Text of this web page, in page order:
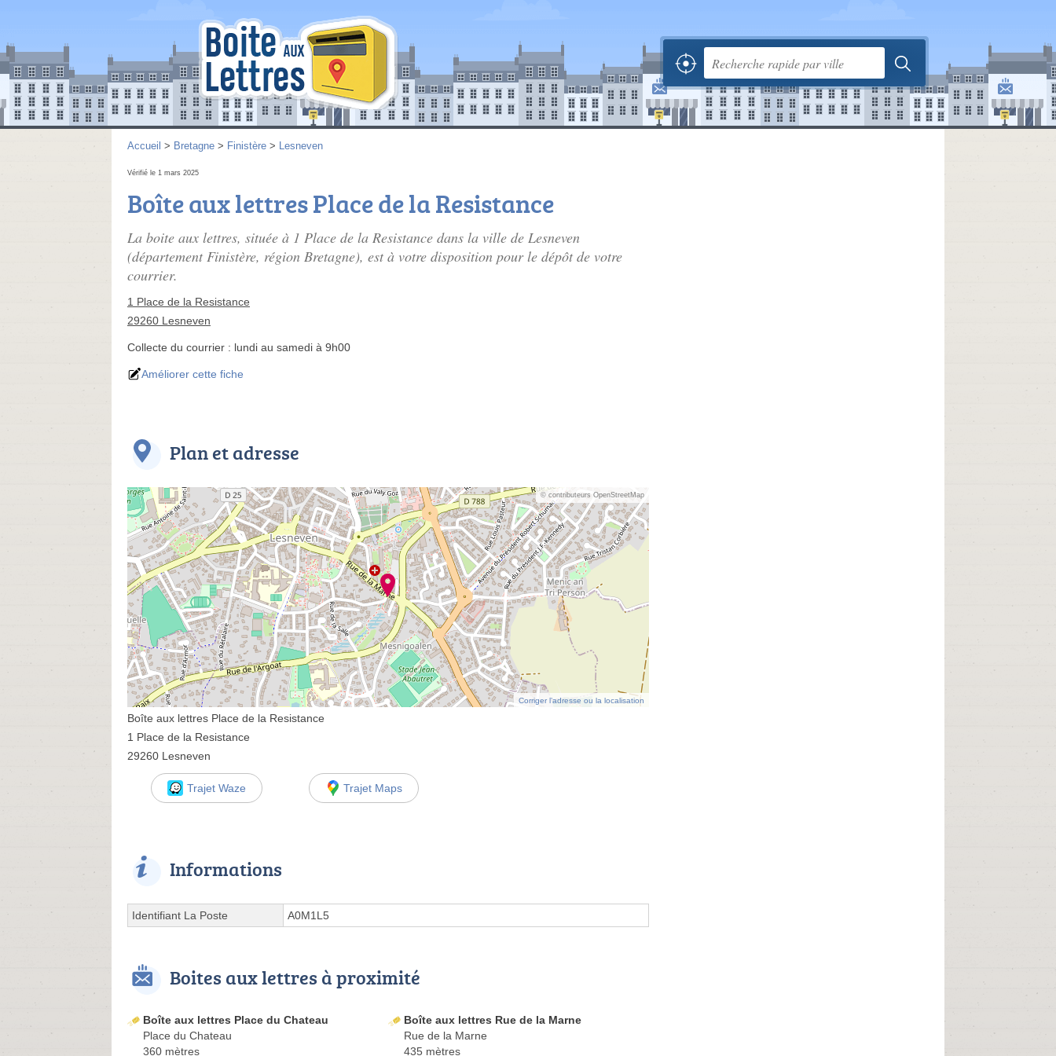
Accueil > Bretagne > Finistère > Lesneven
Vérifié le 1 mars 2025
Boîte aux lettres Place de la Resistance
La boite aux lettres, située à 1 Place de la Resistance dans la ville de Lesneven
(département Finistère, région Bretagne), est à votre disposition pour le dépôt de votre
courrier.
1 Place de la Resistance
29260 Lesneven
Collecte du courrier : lundi au samedi à 9h00
Améliorer cette fiche
Plan et adresse
© contributeurs OpenStreetMap
Corriger l’adresse ou la localisation
Boîte aux lettres Place de la Resistance
1 Place de la Resistance
29260 Lesneven
Trajet Waze Trajet Maps
Informations
Identifiant La Poste A0M1L5
Boites aux lettres à proximité
Boîte aux lettres Place du Chateau
Place du Chateau
360 mètres
Boîte aux lettres Rue de la Marne
Rue de la Marne
435 mètres